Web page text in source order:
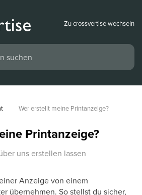
Zu crossvertise wechseln
Wer erstellt meine Printanzeige?
Printanzeige?
uns erstellen lassen
Anzeige von einem
übernehmen. So stellst du sicher,